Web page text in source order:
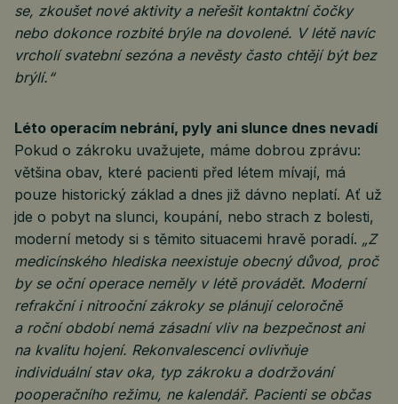
se, zkoušet nové aktivity a neřešit kontaktní čočky
nebo dokonce rozbité brýle na dovolené. V létě navíc
vrcholí svatební sezóna a nevěsty často chtějí být bez
brýlí.“
Léto operacím nebrání, pyly ani slunce dnes nevadí
Pokud o zákroku uvažujete, máme dobrou zprávu:
většina obav, které pacienti před létem mívají, má
pouze historický základ a dnes již dávno neplatí. Ať už
jde o pobyt na slunci, koupání, nebo strach z bolesti,
moderní metody si s těmito situacemi hravě poradí. „Z
medicínského hlediska neexistuje obecný důvod, proč
by se oční operace neměly v létě provádět. Moderní
refrakční i nitrooční zákroky se plánují celoročně
a roční období nemá zásadní vliv na bezpečnost ani
na kvalitu hojení. Rekonvalescenci ovlivňuje
individuální stav oka, typ zákroku a dodržování
pooperačního režimu, ne kalendář. Pacienti se občas